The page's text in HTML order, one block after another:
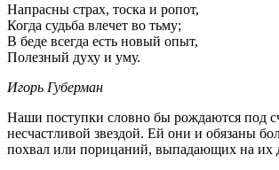
Напрасны страх, тоска и ропот,
Когда судьба влечет во тьму;
В беде всегда есть новый опыт,
Полезный духу и уму.
Игорь Губерман
Наши поступки словно бы рождаются под
несчастливой звездой. Ей они и обязаны
похвал или порицаний, выпадающих на их